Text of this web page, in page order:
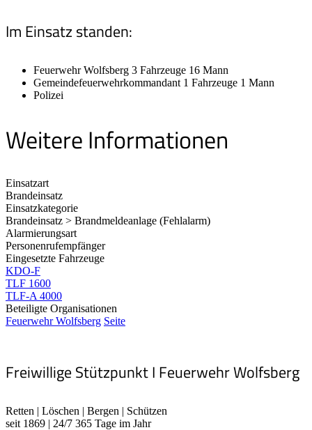
Im Einsatz standen:
Feuerwehr Wolfsberg 3 Fahrzeuge 16 Mann
Gemeindefeuerwehrkommandant 1 Fahrzeuge 1 Mann
Polizei
Weitere Informationen
Einsatzart
Brandeinsatz
Einsatzkategorie
Brandeinsatz > Brandmeldeanlage (Fehlalarm)
Alarmierungsart
Personenrufempfänger
Eingesetzte Fahrzeuge
KDO-F
TLF 1600
TLF-A 4000
Beteiligte Organisationen
Feuerwehr Wolfsberg Seite
Freiwillige Stützpunkt I Feuerwehr Wolfsberg
Retten | Löschen | Bergen | Schützen
seit 1869 | 24/7 365 Tage im Jahr